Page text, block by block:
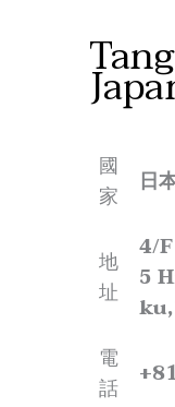
r
e
家
址
電
電
T
r
a
d
n
g
-G
m
b
H
p
r
i
se
s
L
L
C
國
家
阿
國
家
日
地
址
4/
5
電
話